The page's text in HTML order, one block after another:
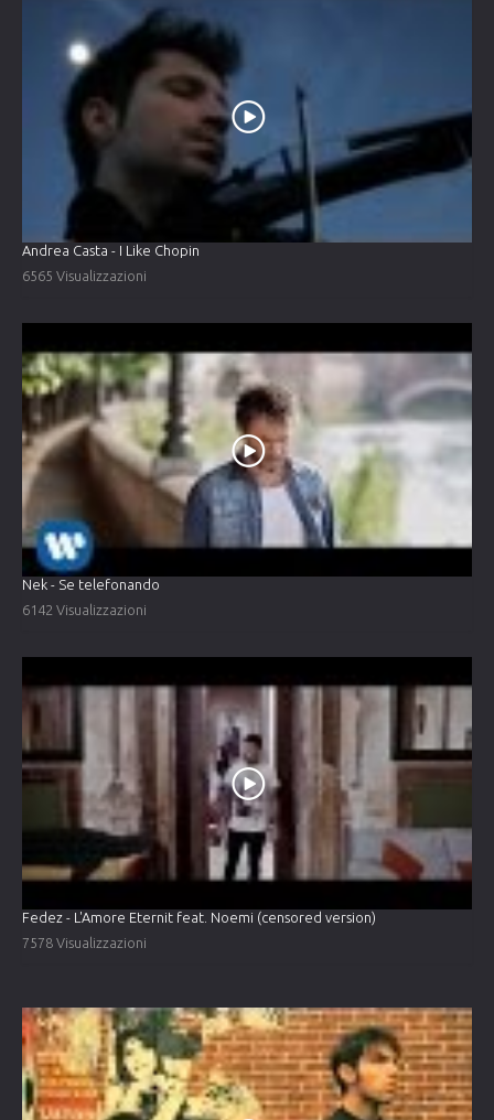
Andrea Casta - I Like Chopin
6565 Visualizzazioni
Nek - Se telefonando
6142 Visualizzazioni
Fedez - L'Amore Eternit feat. Noemi (censored version)
7578 Visualizzazioni